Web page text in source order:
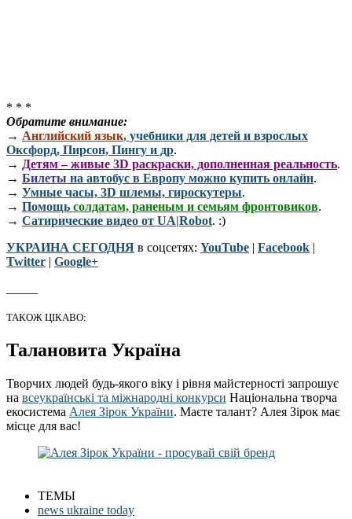
* * *
Обратите внимание:
→ Английский язык, учебники для детей и взрослых
Оксфорд, Пирсон, Пингу и др.
→ Детям – живые 3D раскраски, дополненная реальность.
→ Билеты на автобус в Европу можно купить онлайн.
→ Умные часы, 3D шлемы, гироскутеры.
→ Помощь солдатам, раненым и семьям фронтовиков.
→ Сатирические видео от UA|Robot. :)
УКРАИНА СЕГОДНЯ в соцсетях: YouTube | Facebook |
Twitter | Google+
ТАКОЖ ЦІКАВО:
Талановита Україна
Творчих людей будь-якого віку і рівня майстерності запрошує
на всеукраїнські та міжнародні конкурси Національна творча
екосистема Алея Зірок України. Маєте талант? Алея Зірок має
місце для вас!
ТЕМЫ
news ukraine today